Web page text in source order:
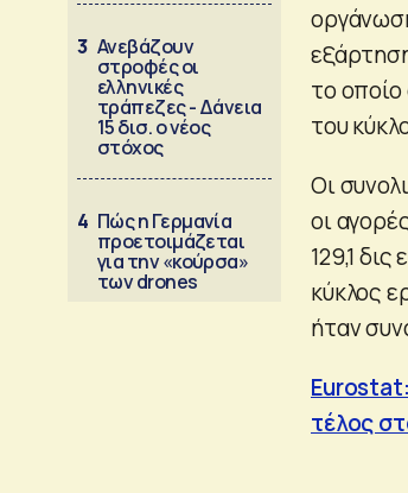
3 Ανεβάζουν
στροφές οι
ελληνικές
τράπεζες - Δάνεια
15 δισ. ο νέος
στόχος
4 Πώς η Γερμανία
προετοιμάζεται
για την «κούρσα»
των drones
το
του
Οι
οι
129,1
κύκλος
ήταν
τέλος